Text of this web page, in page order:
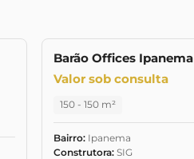
Barão Offices Ipanema
Valor sob consulta
150 - 150 m²
Bairro:Ipanema
Construtora:SIG